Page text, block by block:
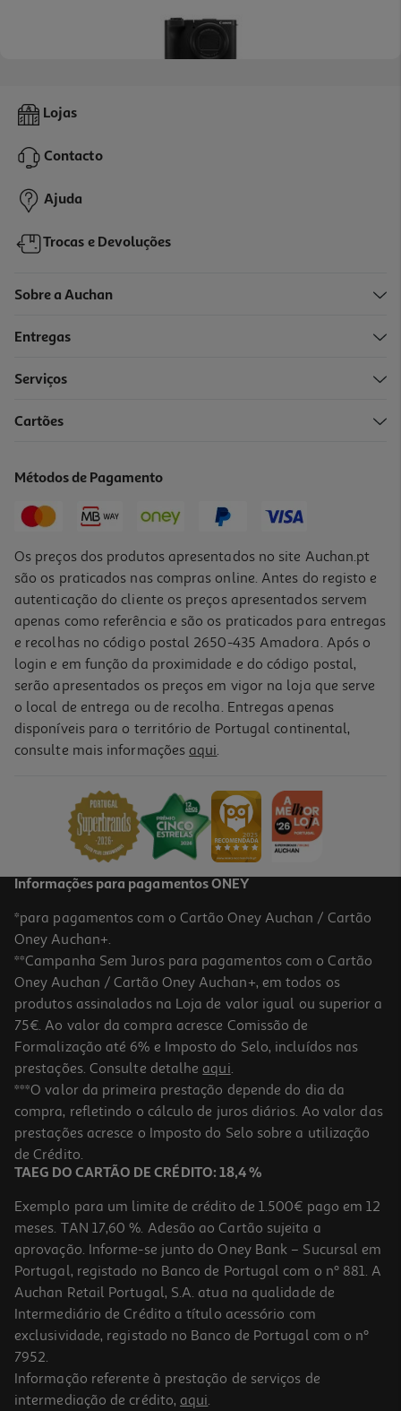
Maquina Fotografica Canon Powershot V1
859,99 €
Objetiva Canon Rf 85mm F/2 Macro Is Stm
604,99 €
-9%
5.0
Máquina De Café Em Grão Krups Coffee Crush Sa401le0 Verde 15
Bar 1.8l
299.99 €/un
Price reduced from
329,99 €to
299,99 €
Promoção
Lojas
Contacto
Ajuda
Trocas e Devoluções
Sobre a Auchan
Entregas
Serviços
Cartões
Métodos de Pagamento
Os preços dos produtos apresentados no site Auchan.pt
são os praticados nas compras online. Antes do registo e
autenticação do cliente os preços apresentados servem
apenas como referência e são os praticados para entregas
e recolhas no código postal 2650-435 Amadora. Após o
login e em função da proximidade e do código postal,
serão apresentados os preços em vigor na loja que serve
o local de entrega ou de recolha. Entregas apenas
disponíveis para o território de Portugal continental,
consulte mais informações aqui.
Informações para pagamentos ONEY
*para pagamentos com o Cartão Oney Auchan / Cartão
Oney Auchan+.
**Campanha Sem Juros para pagamentos com o Cartão
Oney Auchan / Cartão Oney Auchan+, em todos os
produtos assinalados na Loja de valor igual ou superior a
75€. Ao valor da compra acresce Comissão de
Formalização até 6% e Imposto do Selo, incluídos nas
prestações. Consulte detalhe aqui.
***O valor da primeira prestação depende do dia da
compra, refletindo o cálculo de juros diários. Ao valor das
prestações acresce o Imposto do Selo sobre a utilização
de Crédito.
TAEG DO CARTÃO DE CRÉDITO: 18,4 %
Exemplo para um limite de crédito de 1.500€ pago em 12
meses. TAN 17,60 %. Adesão ao Cartão sujeita a
aprovação. Informe-se junto do Oney Bank – Sucursal em
Portugal, registado no Banco de Portugal com o nº 881. A
Auchan Retail Portugal, S.A. atua na qualidade de
Intermediário de Crédito a título acessório com
exclusividade, registado no Banco de Portugal com o nº
7952.
Informação referente à prestação de serviços de
intermediação de crédito, aqui.